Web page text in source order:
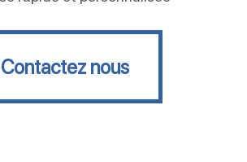
nous
Contactez nous